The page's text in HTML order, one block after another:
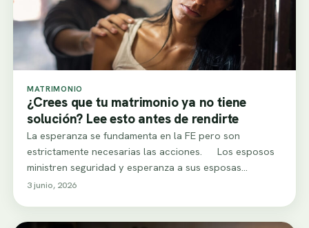
MATRIMONIO
¿Crees que tu matrimonio ya no tiene
solución? Lee esto antes de rendirte
La esperanza se fundamenta en la FE pero son
estrictamente necesarias las acciones. Los esposos
ministren seguridad y esperanza a sus esposas…
3 junio, 2026